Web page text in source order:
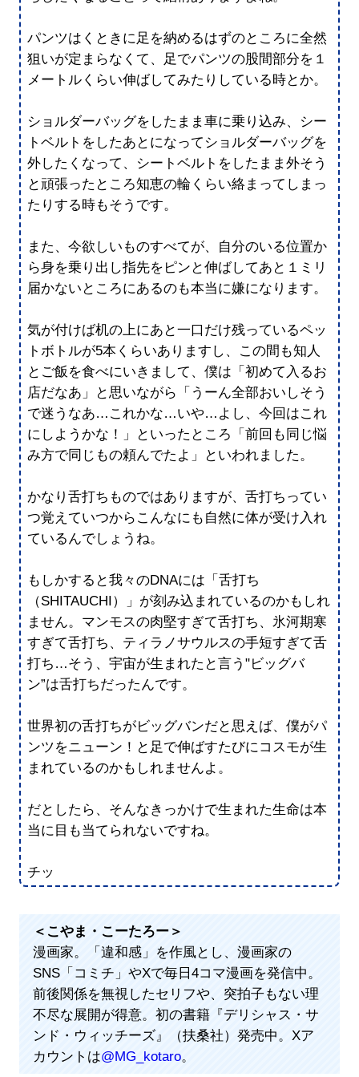
パンツはくときに足を納めるはずのところに全然
狙いが定まらなくて、足でパンツの股間部分を１
メートルくらい伸ばしてみたりしている時とか。
ショルダーバッグをしたまま車に乗り込み、シー
トベルトをしたあとになってショルダーバッグを
外したくなって、シートベルトをしたまま外そう
と頑張ったところ知恵の輪くらい絡まってしまっ
たりする時もそうです。
また、今欲しいものすべてが、自分のいる位置か
ら身を乗り出し指先をピンと伸ばしてあと１ミリ
届かないところにあるのも本当に嫌になります。
気が付けば机の上にあと一口だけ残っているペッ
トボトルが5本くらいありますし、この間も知人
とご飯を食べにいきまして、僕は「初めて入るお
店だなあ」と思いながら「うーん全部おいしそう
で迷うなあ…これかな…いや…よし、今回はこれ
にしようかな！」といったところ「前回も同じ悩
み方で同じもの頼んでたよ」といわれました。
かなり舌打ちものではありますが、舌打ちってい
つ覚えていつからこんなにも自然に体が受け入れ
ているんでしょうね。
もしかすると我々のDNAには「舌打ち
（SHITAUCHI）」が刻み込まれているのかもしれ
ません。マンモスの肉堅すぎて舌打ち、氷河期寒
すぎて舌打ち、ティラノサウルスの手短すぎて舌
打ち…そう、宇宙が生まれたと言う"ビッグバ
ン”は舌打ちだったんです。
世界初の舌打ちがビッグバンだと思えば、僕がパ
ンツをニューン！と足で伸ばすたびにコスモが生
まれているのかもしれませんよ。
だとしたら、そんなきっかけで生まれた生命は本
当に目も当てられないですね。
チッ
＜こやま・こーたろー＞
漫画家。「違和感」を作風とし、漫画家の
SNS「コミチ」やXで毎日4コマ漫画を発信中。
前後関係を無視したセリフや、突拍子もない理
不尽な展開が得意。初の書籍『デリシャス・サ
ンド・ウィッチーズ』（扶桑社）発売中。Xア
カウントは@MG_kotaro。